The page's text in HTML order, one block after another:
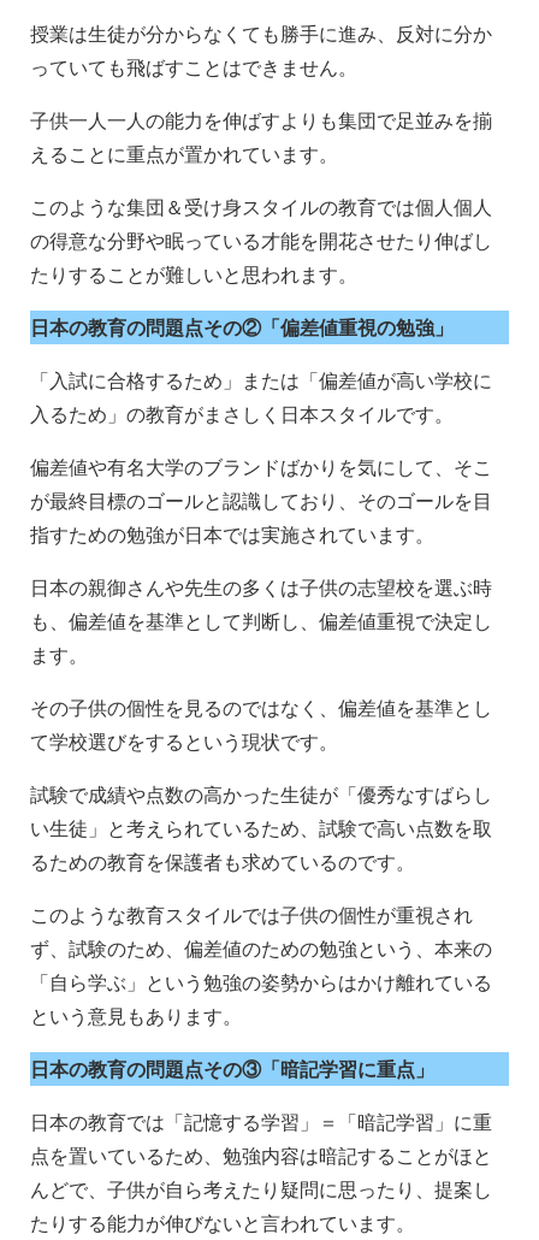
授業は生徒が分からなくても勝手に進み、反対に分か
っていても飛ばすことはできません。
子供一人一人の能力を伸ばすよりも集団で足並みを揃
えることに重点が置かれています。
このような集団＆受け身スタイルの教育では個人個人
の得意な分野や眠っている才能を開花させたり伸ばし
たりすることが難しいと思われます。
日本の教育の問題点その②「偏差値重視の勉強」
「入試に合格するため」または「偏差値が高い学校に
入るため」の教育がまさしく日本スタイルです。
偏差値や有名大学のブランドばかりを気にして、そこ
が最終目標のゴールと認識しており、そのゴールを目
指すための勉強が日本では実施されています。
日本の親御さんや先生の多くは子供の志望校を選ぶ時
も、偏差値を基準として判断し、偏差値重視で決定し
ます。
その子供の個性を見るのではなく、偏差値を基準とし
て学校選びをするという現状です。
試験で成績や点数の高かった生徒が「優秀なすばらし
い生徒」と考えられているため、試験で高い点数を取
るための教育を保護者も求めているのです。
このような教育スタイルでは子供の個性が重視され
ず、試験のため、偏差値のための勉強という、本来の
「自ら学ぶ」という勉強の姿勢からはかけ離れている
という意見もあります。
日本の教育の問題点その③「暗記学習に重点」
日本の教育では「記憶する学習」＝「暗記学習」に重
点を置いているため、勉強内容は暗記することがほと
んどで、子供が自ら考えたり疑問に思ったり、提案し
たりする能力が伸びないと言われています。